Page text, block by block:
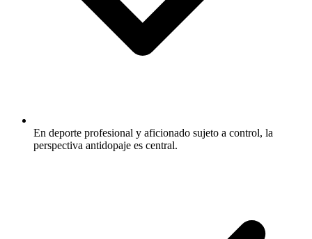
En deporte profesional y aficionado sujeto a control, la
perspectiva antidopaje es central.